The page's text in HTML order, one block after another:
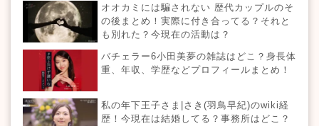
オオカミには騙されない 歴代カップルのそ
の後まとめ！実際に付き合ってる？それと
も別れた？今現在の活動は？
バチェラー6小田美夢の雑誌はどこ？身長体
重、年収、学歴などプロフィールまとめ！
私の年下王子さま|さき(羽鳥早紀)のwiki経
歴！今現在は結婚してる？事務所はどこ？